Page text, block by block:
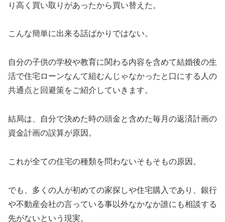
り高く買い取りがあったから買い替えた。
こんな簡単に出来る話ばかりではない。
自分の子供の学校や教育に関わる内容を含めて結婚後の生
活で住宅ローンなんて組むんじゃなかったと口にする人の
共通点と回避策をご紹介していきます。
結局は、自分で決めた時の頭金と含めた毎月の返済計画の
資金計画の誤算が原因。
これが全ての住宅の種類を問わないそもそもの原因。
でも、多くの人が初めての家探しや住宅購入であり、銀行
や不動産会社の言っている事以外なかなか誰にも相談する
先がないという現実。